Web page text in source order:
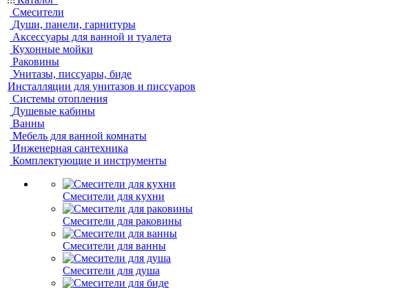
Смесители
Души, панели, гарнитуры
Аксессуары для ванной и туалета
Кухонные мойки
Раковины
Унитазы, писсуары, биде
Инсталляции для унитазов и писсуаров
Системы отопления
Душевые кабины
Ванны
Мебель для ванной комнаты
Инженерная сантехника
Комплектующие и инструменты
Смесители для кухни
Смесители для раковины
Смесители для ванны
Смесители для душа